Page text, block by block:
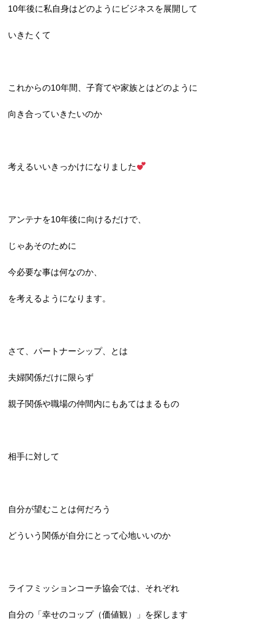
10年後に私自身はどのようにビジネスを展開して
いきたくて
これからの10年間、子育てや家族とはどのように
向き合っていきたいのか
考えるいいきっかけになりました
アンテナを10年後に向けるだけで、
じゃあそのために
今必要な事は何なのか、
を考えるようになります。
さて、パートナーシップ、とは
夫婦関係だけに限らず
親子関係や職場の仲間内にもあてはまるもの
相手に対して
自分が望むことは何だろう
どういう関係が自分にとって心地いいのか
ライフミッションコーチ協会では、それぞれ
自分の「幸せのコップ（価値観）」を探します